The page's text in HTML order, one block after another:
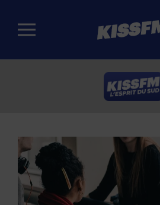
Passer au contenu principal